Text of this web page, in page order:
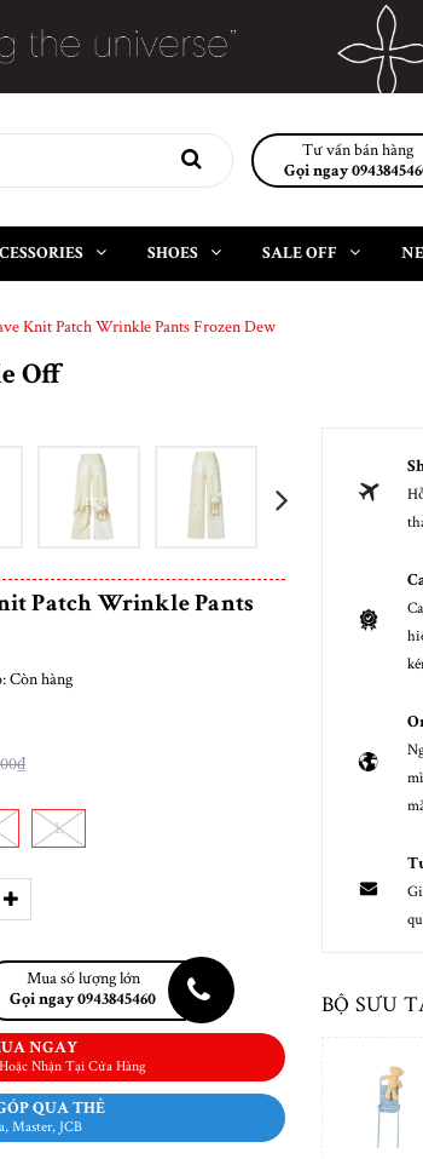
Tư vấn bán hàng
Gọi ngay
SHOES SALE OFF
Knit Patch Wrinkle Pants Frozen Dew
Off
prev
Patch Wrinkle Pants
Còn hàng
L
Mua số lượng lớn
Gọi ngay 0943845460
NGAY
Nhận Tại Cửa Hàng
QUA THẺ
Master, JCB
BỘ SƯU